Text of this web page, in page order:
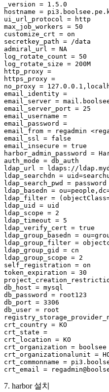
_version = 1.5.0
hostname =
ui_url_protocol = http
max_job_workers = 50
customize_crt = on
secretkey_path = /data
admiral_url = NA
log_rotate_count = 50
log_rotate_size = 200M
http_proxy =
https_proxy =
no_proxy =
email_identity =
email_server =
email_server_port = 25
email_username =
email_password =
email_from = regadmin
email_ssl = false
email_insecure = true
harbor_admin_password =
auth_mode = db_auth
ldap_url = ldaps://
ldap_searchdn =
ldap_search_pwd = password
ldap_basedn =
ldap_filter =
ldap_uid = uid
ldap_scope = 2
ldap_timeout = 5
ldap_verify_cert = true
ldap_group_basedn =
ldap_group_filter =
ldap_group_gid = cn
ldap_group_scope = 2
self_registration = on
token_expiration = 30
db_host = mysql
db_password = root123
db_port = 3306
db_user = root
crt_country = KO
crt_state =
crt_location = KO
crt_organization = boolsee
crt_organizationalunit =
crt_commonname =
crt_email =
7. harbor 설치